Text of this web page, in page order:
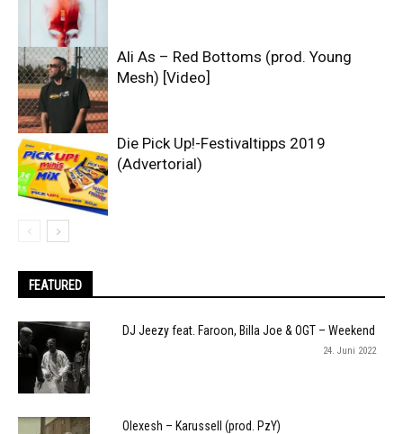
Ali As – Red Bottoms (prod. Young
Mesh) [Video]
Die Pick Up!-Festivaltipps 2019
(Advertorial)
FEATURED
DJ Jeezy feat. Faroon, Billa Joe & OGT – Weekend
24. Juni 2022
Olexesh – Karussell (prod. PzY)